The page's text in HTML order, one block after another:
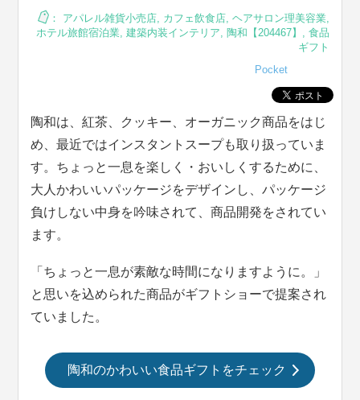
： アパレル雑貨小売店, カフェ飲食店, ヘアサロン理美容業,
ホテル旅館宿泊業, 建築内装インテリア, 陶和【204467】 , 食品
ギフト
Pocket
陶和は、紅茶、クッキー、オーガニック商品をはじ
め、最近ではインスタントスープも取り扱っていま
す。ちょっと一息を楽しく・おいしくするために、
大人かわいいパッケージをデザインし、パッケージ
負けしない中身を吟味されて、商品開発をされてい
ます。
「ちょっと一息が素敵な時間になりますように。」
と思いを込められた商品がギフトショーで提案され
ていました。
陶和のかわいい食品ギフトをチェック